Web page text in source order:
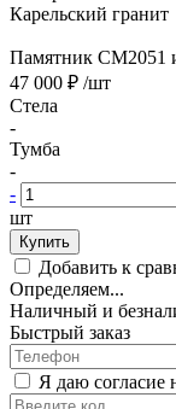
Карельский гранит
Памятник CM2051
47 000 ₽ /шт
Стела
-
Тумба
-
-
шт
Купить
Добавить к
Определяем...
Наличный и
Быстрый заказ
Я даю согласие